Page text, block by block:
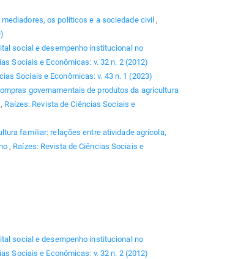
mediadores, os políticos e a sociedade civil ,
social e desempenho institucional no
Sociais e Econômicas: v. 32 n. 2 (2012)
Sociais e Econômicas: v. 43 n. 1 (2023)
governamentais de produtos da agricultura
, Raízes: Revista de Ciências Sociais e
familiar: relações entre atividade agrícola,
, Raízes: Revista de Ciências Sociais e
social e desempenho institucional no
Sociais e Econômicas: v. 32 n. 2 (2012)